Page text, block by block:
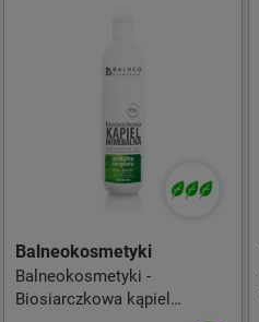
Balneokosmetyki
Balneokosmetyki -
Biosiarczkowa kąpiel